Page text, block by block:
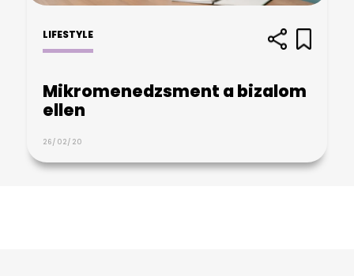
LIFESTYLE
Mikromenedzsment a bizalom
ellen
26/02/20